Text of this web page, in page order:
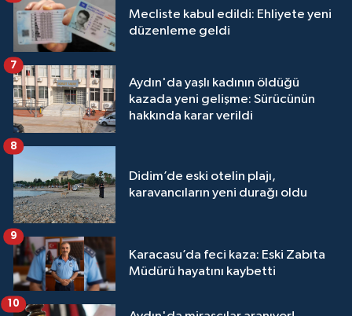
Mecliste kabul edildi: Ehliyete yeni
düzenleme geldi
Aydın'da yaşlı kadının öldüğü
kazada yeni gelişme: Sürücünün
hakkında karar verildi
7
Didim’de eski otelin plajı,
karavancıların yeni durağı oldu
8
Karacasu’da feci kaza: Eski Zabıta
Müdürü hayatını kaybetti
9
10